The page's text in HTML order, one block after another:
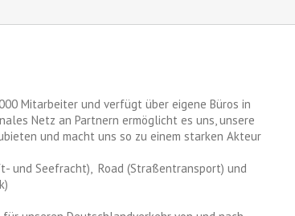
Mitarbeiter und verfügt über eigene Büros in
Netz an Partnern ermöglicht es uns, unsere
und macht uns so zu einem starken Akteur
und Seefracht), Road (Straßentransport) und